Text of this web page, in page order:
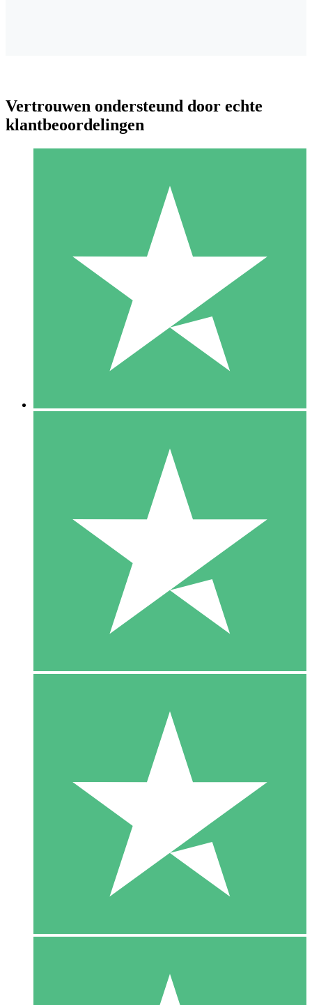
Individuele Creditpakketten
Betaal per gebruik met downloadtegoeden. Geen maandelijkse
1000
10 Downloaden
20 00
Vertrouwen ondersteund door echte
klantbeoordelingen